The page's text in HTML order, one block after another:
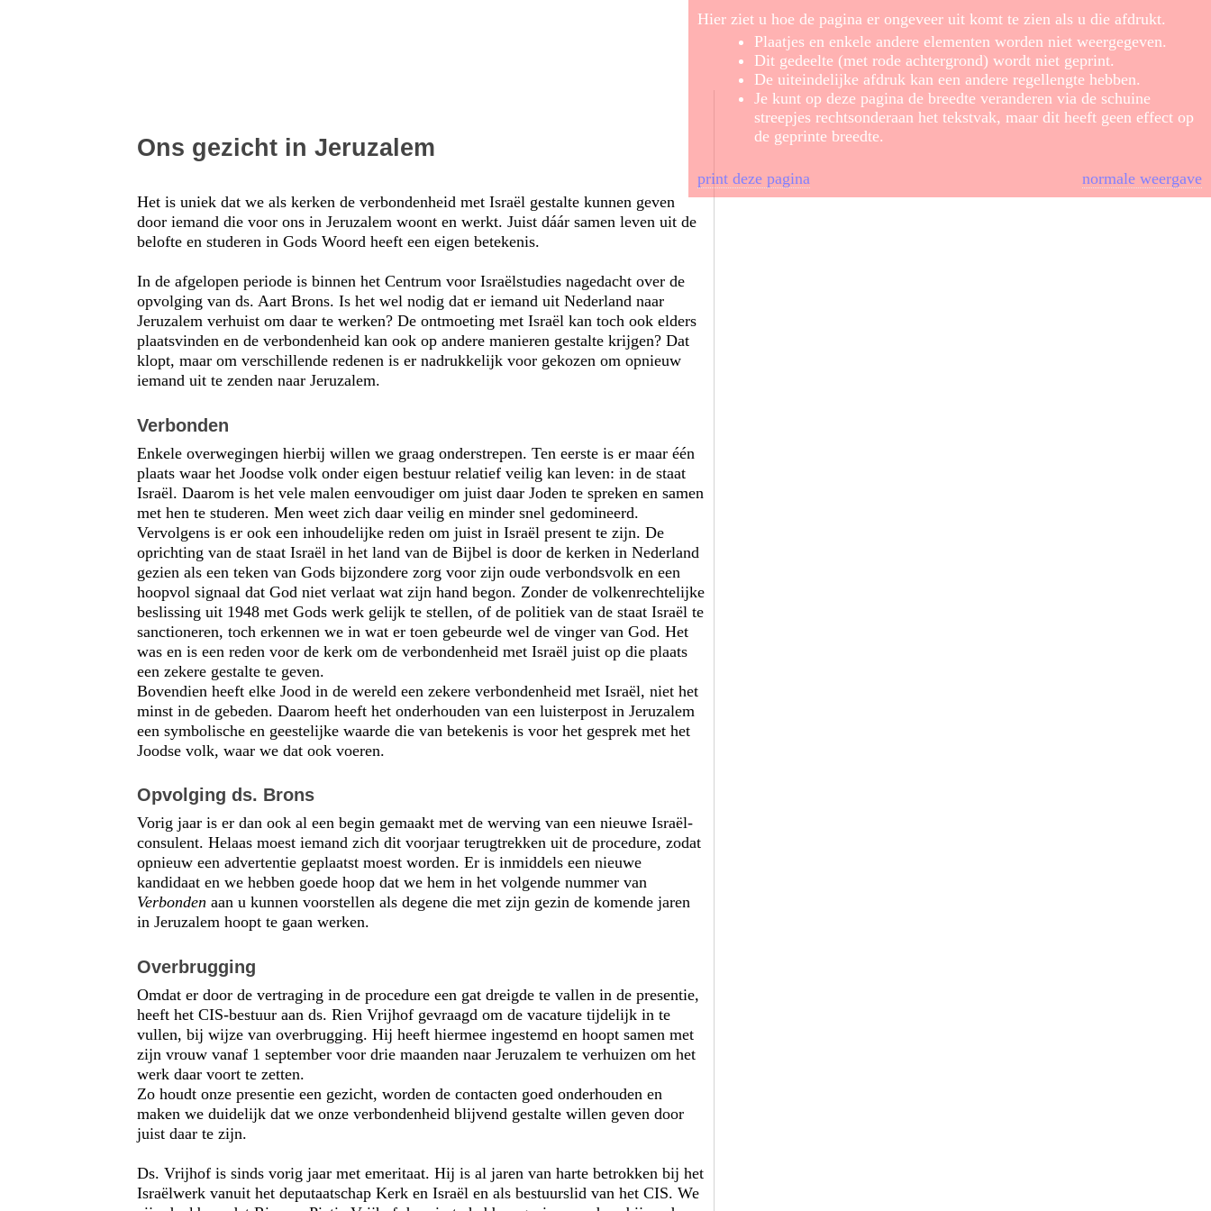
Hier ziet u hoe de pagina er ongeveer uit komt te zien als u die afdrukt.
Plaatjes en enkele andere elementen worden niet weergegeven.
Dit gedeelte (met rode achtergrond) wordt niet geprint.
De uiteindelijke afdruk kan een andere regellengte hebben.
Je kunt op deze pagina de breedte veranderen via de schuine
streepjes rechtsonderaan het tekstvak, maar dit heeft geen effect op
de geprinte breedte.
normale weergave
print deze pagina
Ons gezicht in Jeruzalem
Het is uniek dat we als kerken de verbondenheid met Israël gestalte kunnen geven
door iemand die voor ons in Jeruzalem woont en werkt. Juist dáár samen leven uit de
belofte en studeren in Gods Woord heeft een eigen betekenis.
In de afgelopen periode is binnen het Centrum voor Israëlstudies nagedacht over de
opvolging van ds. Aart Brons. Is het wel nodig dat er iemand uit Nederland naar
Jeruzalem verhuist om daar te werken? De ontmoeting met Israël kan toch ook elders
plaatsvinden en de verbondenheid kan ook op andere manieren gestalte krijgen? Dat
klopt, maar om verschillende redenen is er nadrukkelijk voor gekozen om opnieuw
iemand uit te zenden naar Jeruzalem.
Verbonden
Enkele overwegingen hierbij willen we graag onderstrepen. Ten eerste is er maar één
plaats waar het Joodse volk onder eigen bestuur relatief veilig kan leven: in de staat
Israël. Daarom is het vele malen eenvoudiger om juist daar Joden te spreken en samen
met hen te studeren. Men weet zich daar veilig en minder snel gedomineerd.
Vervolgens is er ook een inhoudelijke reden om juist in Israël present te zijn. De
oprichting van de staat Israël in het land van de Bijbel is door de kerken in Nederland
gezien als een teken van Gods bijzondere zorg voor zijn oude verbondsvolk en een
hoopvol signaal dat God niet verlaat wat zijn hand begon. Zonder de volkenrechte­lijke
beslissing uit 1948 met Gods werk gelijk te stellen, of de politiek van de staat Israël te
sanctioneren, toch erkennen we in wat er toen gebeurde wel de vinger van God. Het
was en is een reden voor de kerk om de verbondenheid met Israël juist op die plaats
een zekere gestalte te geven.
Bovendien heeft elke Jood in de wereld een zekere verbondenheid met Israël, niet het
minst in de gebeden. Daarom heeft het onderhouden van een luisterpost in Jeruzalem
een symbolische en geestelijke waarde die van betekenis is voor het gesprek met het
Joodse volk, waar we dat ook voeren.
Opvolging ds. Brons
Vorig jaar is er dan ook al een begin gemaakt met de werving van een nieuwe Israël­
consulent. Helaas moest iemand zich dit voorjaar terugtrekken uit de procedure, zodat
opnieuw een advertentie geplaatst moest worden. Er is inmiddels een nieuwe
kandidaat en we hebben goede hoop dat we hem in het volgende nummer van
Verbonden aan u kunnen voorstellen als degene die met zijn gezin de komende jaren
in Jeruzalem hoopt te gaan werken.
Overbrugging
Omdat er door de vertraging in de procedure een gat dreigde te vallen in de pre­sentie,
heeft het CIS-bestuur aan ds. Rien Vrijhof gevraagd om de vacature tijdelijk in te
vullen, bij wijze van overbrugging. Hij heeft hiermee ingestemd en hoopt samen met
zijn vrouw vanaf 1 september voor drie maanden naar Jeruzalem te verhuizen om het
werk daar voort te zetten.
Zo houdt onze presentie een gezicht, worden de contacten goed onder­houden en
maken we duidelijk dat we onze verbondenheid blijvend gestalte willen geven door
juist daar te zijn.
Ds. Vrijhof is sinds vorig jaar met emeritaat. Hij is al jaren van harte betrokken bij het
Israëlwerk vanuit het deputaatschap Kerk en Israël en als bestuurslid van het CIS. We